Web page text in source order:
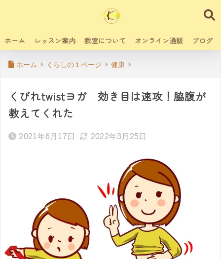
ホーム レッスン案内 教室について オンライン通販 ブログ
ホーム くらしの１ページ 健康
くびれtwistヨガ 効き目は速攻！脇腹が
教えてくれた
2021年6月17日 2022年3月25日